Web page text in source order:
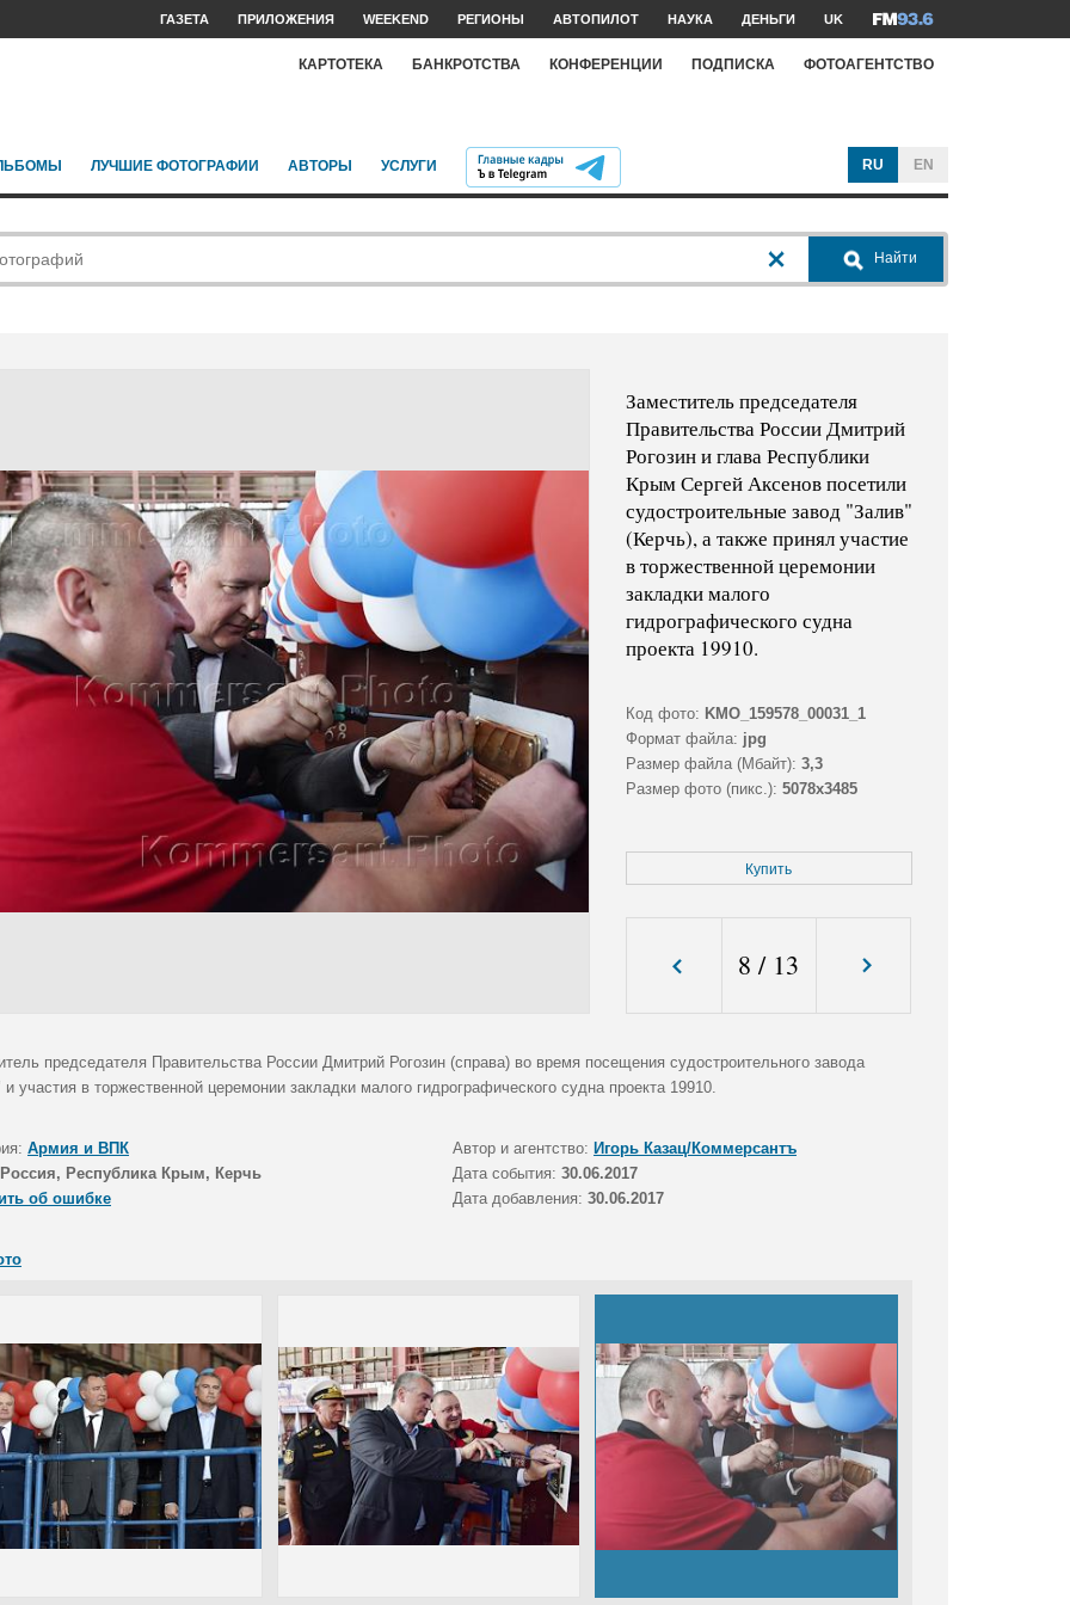
ГАЗЕТА ПРИЛОЖЕНИЯ WEEKEND РЕГИОНЫ АВТОПИЛОТ НАУКА ДЕНЬГИ UK
КАРТОТЕКА БАНКРОТСТВА КОНФЕРЕНЦИИ ПОДПИСКА ФОТОАГЕНТСТВО
ЛУЧШИЕ ФОТОГРАФИИ АВТОРЫ УСЛУГИ RU EN
Найти
Заместитель председателя
Правительства России Дмитрий
Рогозин и глава Республики
Крым Сергей Аксенов посетили
судостроительные завод "Залив"
(Керчь), а также принял участие
в торжественной церемонии
закладки малого
гидрографического судна
проекта 19910.
Код фото: KMO_159578_00031_1
Формат файла: jpg
Размер файла (Мбайт): 3,3
Размер фото (пикс.): 5078x3485
Купить
8 / 13
председателя Правительства России Дмитрий Рогозин (справа) во время посещения судостроительного завода
участия в торжественной церемонии закладки малого гидрографического судна проекта 19910.
Армия и ВПК Автор и агентство: Игорь Казац/Коммерсантъ
Россия, Республика Крым, Керчь Дата события: 30.06.2017
об ошибке
Дата добавления: 30.06.2017